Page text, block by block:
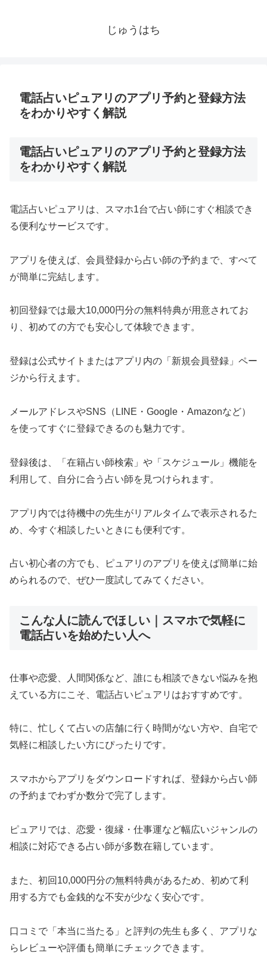
じゅうはち
電話占いピュアリのアプリ予約と登録方法
をわかりやすく解説
電話占いピュアリのアプリ予約と登録方法
をわかりやすく解説
電話占いピュアリは、スマホ1台で占い師にすぐ相談でき
る便利なサービスです。
アプリを使えば、会員登録から占い師の予約まで、すべて
が簡単に完結します。
初回登録では最大10,000円分の無料特典が用意されてお
り、初めての方でも安心して体験できます。
登録は公式サイトまたはアプリ内の「新規会員登録」ペー
ジから行えます。
メールアドレスやSNS（LINE・Google・Amazonなど）
を使ってすぐに登録できるのも魅力です。
登録後は、「在籍占い師検索」や「スケジュール」機能を
利用して、自分に合う占い師を見つけられます。
アプリ内では待機中の先生がリアルタイムで表示されるた
め、今すぐ相談したいときにも便利です。
占い初心者の方でも、ピュアリのアプリを使えば簡単に始
められるので、ぜひ一度試してみてください。
こんな人に読んでほしい｜スマホで気軽に
電話占いを始めたい人へ
仕事や恋愛、人間関係など、誰にも相談できない悩みを抱
えている方にこそ、電話占いピュアリはおすすめです。
特に、忙しくて占いの店舗に行く時間がない方や、自宅で
気軽に相談したい方にぴったりです。
スマホからアプリをダウンロードすれば、登録から占い師
の予約までわずか数分で完了します。
ピュアリでは、恋愛・復縁・仕事運など幅広いジャンルの
相談に対応できる占い師が多数在籍しています。
また、初回10,000円分の無料特典があるため、初めて利
用する方でも金銭的な不安が少なく安心です。
口コミで「本当に当たる」と評判の先生も多く、アプリな
らレビューや評価も簡単にチェックできます。